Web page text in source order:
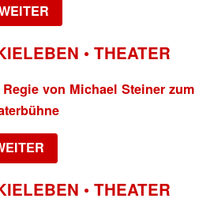
• THEATER
von Michael Steiner zum
• THEATER